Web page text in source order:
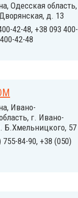
Одесская область,
д. 13
42-48, +38 093 400-
42-48
Ивано-
г. Ивано-
Б.Хмельницкого, 57
755-84-90, +38 (050)